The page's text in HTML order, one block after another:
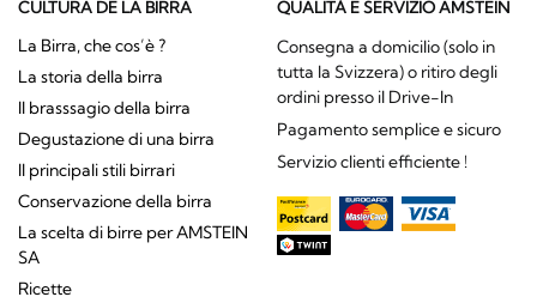
CULTURA DE LA BIRRA
La Birra, che cos’è ?
La storia della birra
Il brasssagio della birra
Degustazione di una birra
Il principali stili birrari
Conservazione della birra
La scelta di birre per AMSTEIN
SA
Ricette
QUALITÀ E SERVIZIO AMSTEIN
Consegna a domicilio (solo in
tutta la Svizzera) o ritiro degli
ordini presso il Drive-In
Pagamento semplice e sicuro
Servizio clienti efficiente !